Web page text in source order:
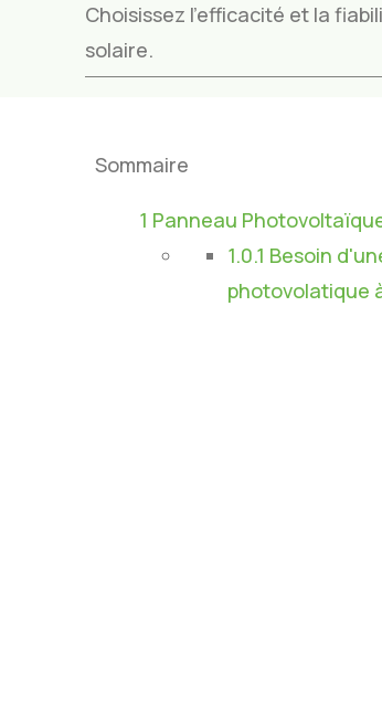
Choisissez l’efficacité et la
solaire.
Sommaire
1 Panneau
1.0.1 Besoin
photovolatique